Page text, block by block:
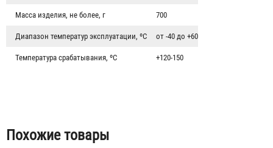
Масса изделия, не более, г 700
Диапазон температур эксплуатации, ºС от -40 до +60
Температура срабатывания, ºС +120-150
Похожие товары
Парабола 30